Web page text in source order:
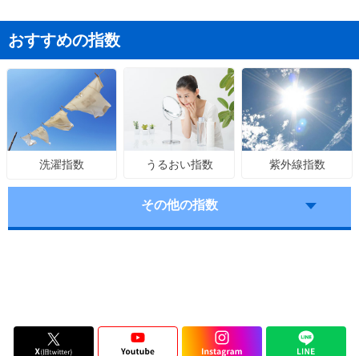
おすすめの指数
洗濯指数 うるおい指数 紫外線指数
その他の指数